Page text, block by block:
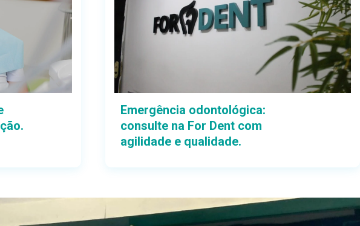
Emergência odontológica:
consulte na For Dent com
agilidade e qualidade.